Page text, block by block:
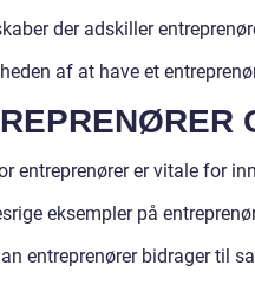
der adskiller
af at have et
entreprenører er vitale for
eksempler på
entreprenører bidrager til